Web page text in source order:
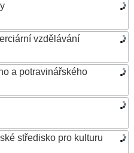
vzdělávání
a potravinářského
středisko pro kulturu